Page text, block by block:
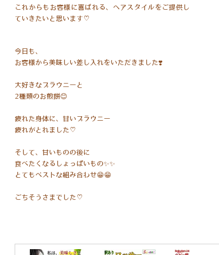
これからもお客様に喜ばれる、ヘアスタイルをご提供し
ていきたいと思います♡
今日も、
お客様から美味しい差し入れをいただきました❣️
大好きなプラウニーと
2種類のお煎餅😊
疲れた身体に、甘いプラウニー
疲れがとれました♡
そして、甘いものの後に
食べたくなるしょっぱいもの✨✨
とてもベストな組み合わせ😁😁
ごちそうさまでした♡